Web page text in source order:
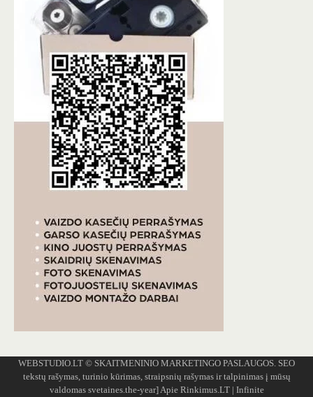
WEBSTUDIO.LT © SKAITMENINIO MARKETINGO PASLAUGOS. SEO
tekstų rašymas, turinio kūrimas, straipsnių rašymas ir talpinimas į mūsų
valdomas svetaines.the-year]Apie Rinkimus.LT| Infinite